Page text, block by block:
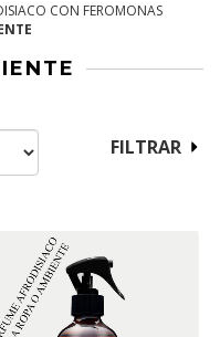
CON FEROMONAS
FILTRAR